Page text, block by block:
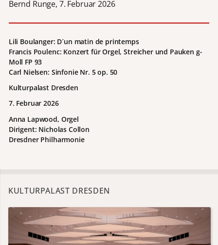
Bernd Runge, 7. Februar 2026
Lili Boulanger: D´un matin de printemps
Francis Poulenc: Konzert für Orgel, Streicher und Pauken g-
Moll FP 93
Carl Nielsen: Sinfonie Nr. 5 op. 50
Kulturpalast Dresden
7. Februar 2026
Anna Lapwood, Orgel
Dirigent: Nicholas Collon
Dresdner Philharmonie
KULTURPALAST DRESDEN